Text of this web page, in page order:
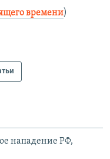
времени)
нападение РФ,